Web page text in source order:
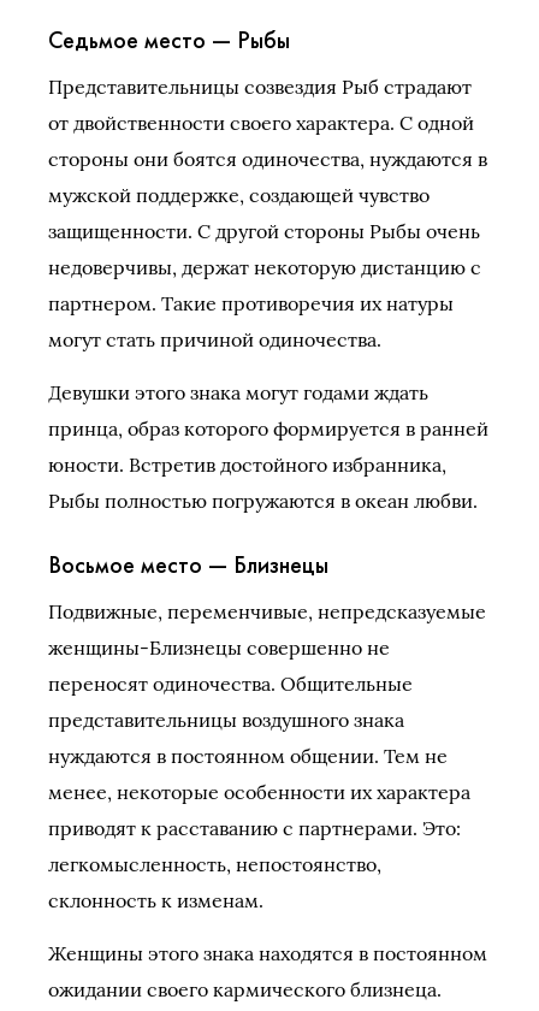
Седьмое место — Рыбы
Представительницы созвездия Рыб страдают
от двойственности своего характера. С одной
стороны они боятся одиночества, нуждаются в
мужской поддержке, создающей чувство
защищенности. С другой стороны Рыбы очень
недоверчивы, держат некоторую дистанцию с
партнером. Такие противоречия их натуры
могут стать причиной одиночества.
Девушки этого знака могут годами ждать
принца, образ которого формируется в ранней
юности. Встретив достойного избранника,
Рыбы полностью погружаются в океан любви.
Восьмое место — Близнецы
Подвижные, переменчивые, непредсказуемые
женщины-Близнецы совершенно не
переносят одиночества. Общительные
представительницы воздушного знака
нуждаются в постоянном общении. Тем не
менее, некоторые особенности их характера
приводят к расставанию с партнерами. Это:
легкомысленность, непостоянство,
склонность к изменам.
Женщины этого знака находятся в постоянном
ожидании своего кармического близнеца.